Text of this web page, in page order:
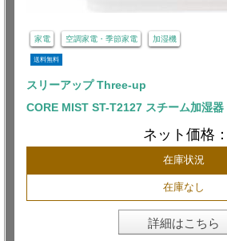
家電 空調家電・季節家電 加湿機
送料無料
スリーアップ Three-up
CORE MIST ST-T2127 スチーム加湿器
ネット価格：
在庫状況
在庫なし
詳細はこちら